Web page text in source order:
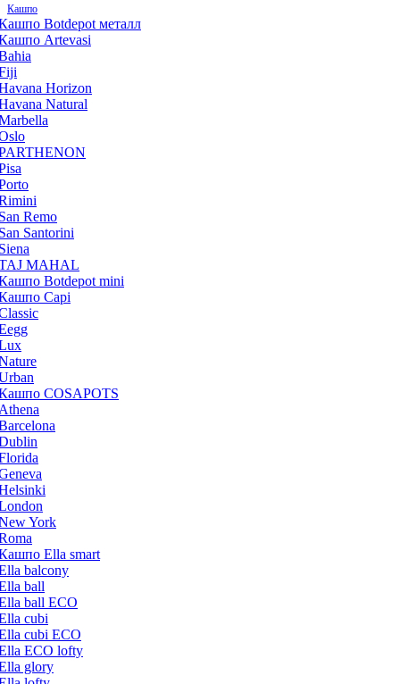
Кашпо
Botdepot металл
Artevasi
Horizon
Natural
Remo
Santorini
MAHAL
Botdepot mini
Capi
COSAPOTS
York
Ella smart
balcony
ball
ball ECO
cubi
cubi ECO
ECO lofty
glory